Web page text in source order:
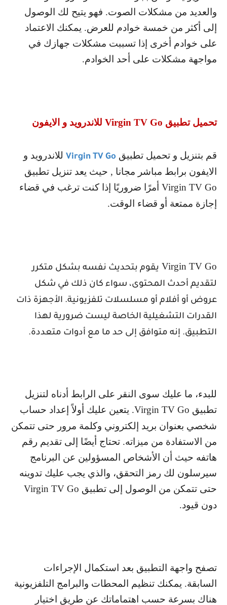
والعديد من مشكلات الصوت. فهو يتيح لك الوصول
إلى أكثر من خمسة خوادم للعرض. يمكنك الاعتماد
على خوادم أخرى إذا تسببت مشكلات جهازك في
مواجهة مشكلات على أحد الخوادم.
تحميل تطبيق Virgin TV Go للاندرويد و الايفون
قم بتنزيل و تحميل تطبيق Virgin TV Go للاندرويد و
الايفون برابط مباشر مجانا , حيث يعد تنزيل تطبيق
Virgin TV Go أمرًا ضروريًا إذا كنت ترغب في قضاء
إجازة ممتعة أو قضاء الوقت.
Virgin TV Go يقوم بتحديث نفسه بشكل متكرر
لتقديم أحدث المحتوى، سواء كان ذلك في شكل
عروض أو أفلام أو مسلسلات تلفزيونية. الأجهزة ذات
القدرات التشغيلية الخاصة ليست ضرورية لهذا
التطبيق. إنه متوافق إلى حد ما مع أدوات متعددة.
للبدء، ما عليك سوى النقر على الرابط أدناه لتنزيل
تطبيق Virgin TV Go. يتعين عليك أولاً إعداد حساب
شخصي بعنوان بريد إلكتروني وكلمة مرور حتى تتمكن
من الاستفادة من ميزاته. تحتاج أيضًا إلى تقديم رقم
هاتفه حيث أن الأشخاص المسؤولين عن البرنامج
سيرسلون لك رمز التحقق، والذي يجب عليك تدوينه
حتى تتمكن من الوصول إلى تطبيق Virgin TV Go
دون قيود.
تصفح واجهة التطبيق بعد استكمال الإجراءات
السابقة. يمكنك تنظيم المحطات والبرامج التلفزيونية
هناك بسرعة حسب اهتماماتك عن طريق اختيار